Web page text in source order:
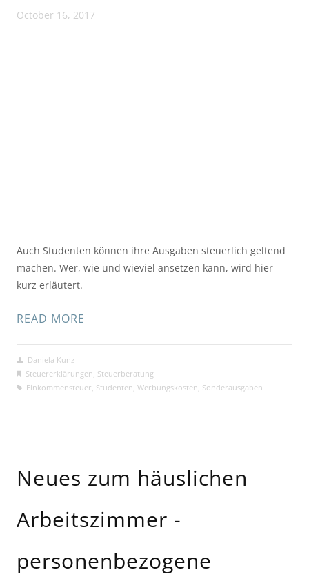
October 16, 2017
Auch Studenten können ihre Ausgaben steuerlich geltend
machen. Wer, wie und wieviel ansetzen kann, wird hier
kurz erläutert.
READ MORE
Daniela Kunz
Steuererklärungen Steuerberatung
Einkommensteuer Studenten Werbungskosten Sonderausgaben
Neues zum häuslichen
Arbeitszimmer -
personenbezogene